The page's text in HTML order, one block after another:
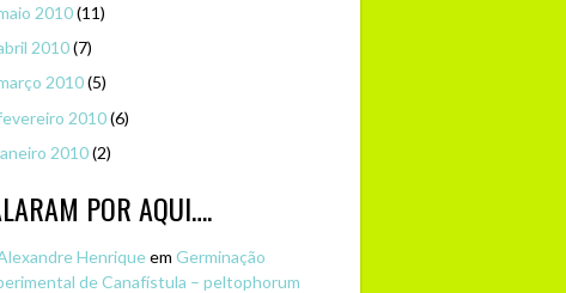
2010(11)
2010(7)
2010(5)
2010(6)
2010(2)
POR AQUI….
Henriqueem Germinação
de Canafístula – peltophorum